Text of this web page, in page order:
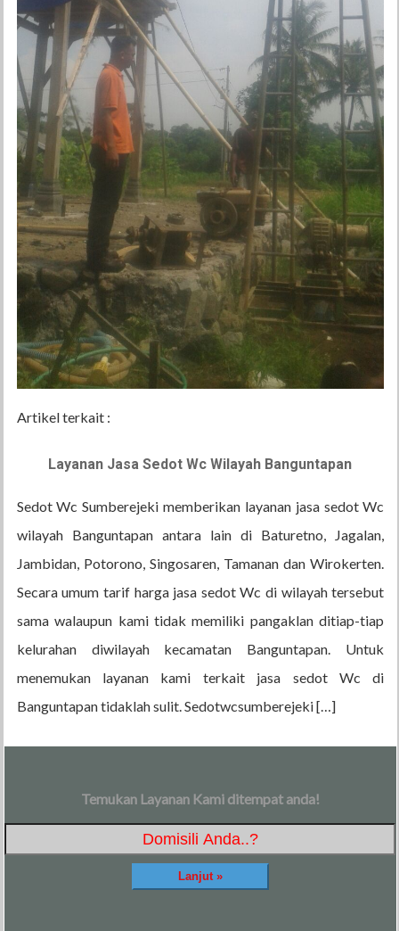
Artikel terkait :
Layanan Jasa Sedot Wc Wilayah Banguntapan
Sedot Wc Sumberejeki memberikan layanan jasa sedot Wc
wilayah Banguntapan antara lain di Baturetno, Jagalan,
Jambidan, Potorono, Singosaren, Tamanan dan Wirokerten.
Secara umum tarif harga jasa sedot Wc di wilayah tersebut
sama walaupun kami tidak memiliki pangaklan ditiap-tiap
kelurahan diwilayah kecamatan Banguntapan. Untuk
menemukan layanan kami terkait jasa sedot Wc di
Banguntapan tidaklah sulit. Sedotwcsumberejeki […]
Temukan Layanan Kami ditempat anda!